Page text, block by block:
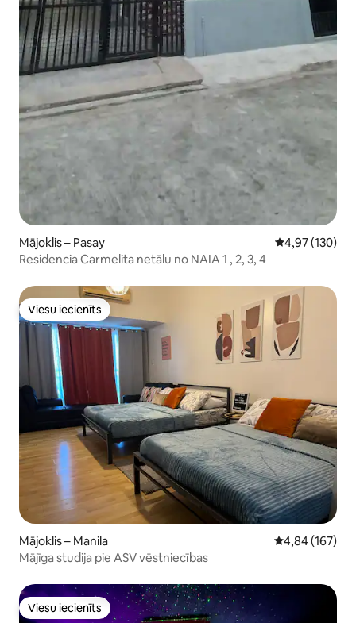
Mājoklis – Pasay Vidējais
4,97 (130)
Residencia Carmelita netālu no NAIA 1 , 2, 3, 4
Viesu iecienīts
Viesu iecienīts
Mājoklis – Manila Vidējais
4,84 (167)
Mājīga studija pie ASV vēstniecības
Viesu iecienīts
Viesu iecienīts